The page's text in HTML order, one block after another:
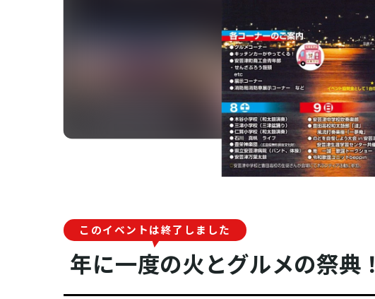
このイベントは終了しました
年に一度の火とグルメの祭典！